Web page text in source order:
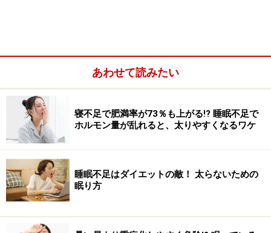
てきます。
できるだけしっかり眠り、復興に向け体力を回復したく
ても、これらのストレスによってよく眠れなくなること
も多いものです。
そんな時は、ダンボールで作ったパーティションで他人
の視線を遮ることで、共同生活によるストレスが軽くな
ります。ダンボールインテリアのサイト『
を提案しています。
あわせて読みたい
寝不足で肥満率が73％も上がる!? 睡眠不足で
ホルモン量が乱れると、太りやすくなるワケ
睡眠不足はダイエットの敵！ 太らないための
眠り方